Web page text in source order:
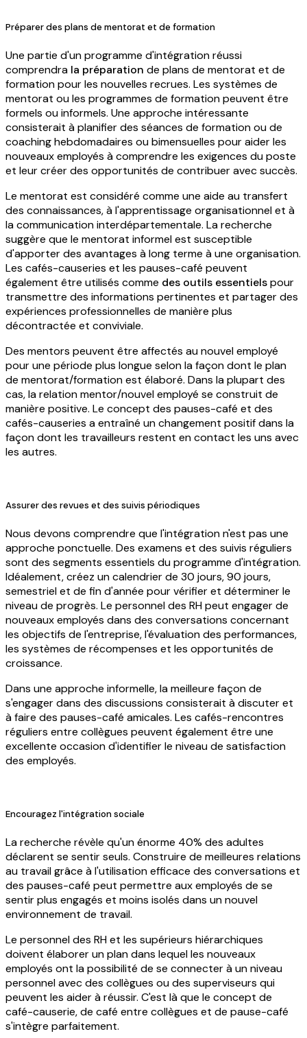
Préparer des plans de mentorat et de formation
Une partie d'un programme d'intégration réussi
comprendra la préparation de plans de mentorat et de
formation pour les nouvelles recrues. Les systèmes de
mentorat ou les programmes de formation peuvent être
formels ou informels. Une approche intéressante
consisterait à planifier des séances de formation ou de
coaching hebdomadaires ou bimensuelles pour aider les
nouveaux employés à comprendre les exigences du poste
et leur créer des opportunités de contribuer avec succès.
Le mentorat est considéré comme une aide au transfert
des connaissances, à l'apprentissage organisationnel et à
la communication interdépartementale. La recherche
suggère que le mentorat informel est susceptible
d'apporter des avantages à long terme à une organisation.
Les cafés-causeries et les pauses-café peuvent
également être utilisés comme des outils essentielspour
transmettre des informations pertinentes et partager des
expériences professionnelles de manière plus
décontractée et conviviale.
Des mentors peuvent être affectés au nouvel employé
pour une période plus longue selon la façon dont le plan
de mentorat/formation est élaboré. Dans la plupart des
cas, la relation mentor/nouvel employé se construit de
manière positive. Le concept des pauses-café et des
cafés-causeries a entraîné un changement positif dans la
façon dont les travailleurs restent en contact les uns avec
les autres.
Assurer des revues et des suivis périodiques
Nous devons comprendre que l'intégration n'est pas une
approche ponctuelle. Des examens et des suivis réguliers
sont des segments essentiels du programme d'intégration.
Idéalement, créez un calendrier de 30 jours, 90 jours,
semestriel et de fin d'année pour vérifier et déterminer le
niveau de progrès. Le personnel des RH peut engager de
nouveaux employés dans des conversations concernant
les objectifs de l'entreprise, l'évaluation des performances,
les systèmes de récompenses et les opportunités de
croissance.
Dans une approche informelle, la meilleure façon de
s'engager dans des discussions consisterait à discuter et
à faire des pauses-café amicales. Les cafés-rencontres
réguliers entre collègues peuvent également être une
excellente occasion d'identifier le niveau de satisfaction
des employés.
Encouragez l'intégration sociale
La recherche révèle qu'un énorme 40% des adultes
déclarent se sentir seuls. Construire de meilleures relations
au travail grâce à l'utilisation efficace des conversations et
des pauses-café peut permettre aux employés de se
sentir plus engagés et moins isolés dans un nouvel
environnement de travail.
Le personnel des RH et les supérieurs hiérarchiques
doivent élaborer un plan dans lequel les nouveaux
employés ont la possibilité de se connecter à un niveau
personnel avec des collègues ou des superviseurs qui
peuvent les aider à réussir. C'est là que le concept de
café-causerie, de café entre collègues et de pause-café
s'intègre parfaitement.